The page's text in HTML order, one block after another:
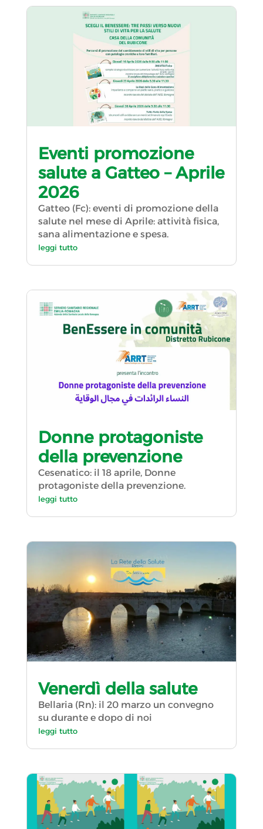
Eventi promozione
salute a Gatteo – Aprile
2026
Gatteo (Fc): eventi di promozione della
salute nel mese di Aprile: attività fisica,
sana alimentazione e spesa.
leggi tutto
Donne protagoniste
della prevenzione
Cesenatico: il 18 aprile, Donne
protagoniste della prevenzione.
leggi tutto
Venerdì della salute
Bellaria (Rn): il 20 marzo un convegno
su durante e dopo di noi
leggi tutto